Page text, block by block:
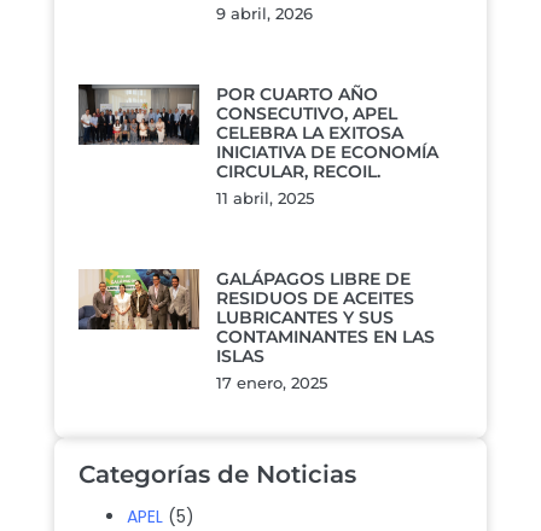
9 abril, 2026
POR CUARTO AÑO
CONSECUTIVO, APEL
CELEBRA LA EXITOSA
INICIATIVA DE ECONOMÍA
CIRCULAR, RECOIL.
11 abril, 2025
GALÁPAGOS LIBRE DE
RESIDUOS DE ACEITES
LUBRICANTES Y SUS
CONTAMINANTES EN LAS
ISLAS
17 enero, 2025
Categorías de Noticias
APEL (5)